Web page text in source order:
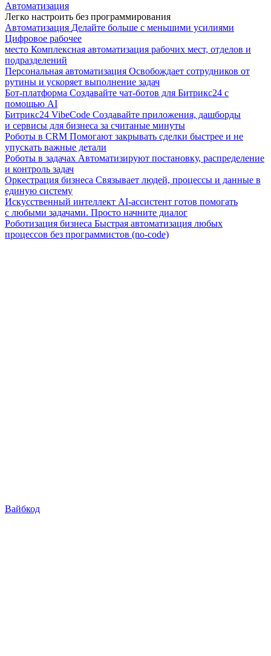
Автоматизация
Легко настроить без программирования
Автоматизация Делайте больше с меньшими усилиями
Цифровое рабочее
место Комплексная автоматизация рабочих мест, отделов и
подразделений
Персональная автоматизация Освобождает сотрудников от
рутины и ускоряет выполнение задач
Бот-платформа Создавайте чат-ботов для Битрикс24 с
помощью AI
Битрикс24 VibeCode Создавайте приложения, дашборды
и сервисы для бизнеса за считаные минуты
Роботы в CRM Помогают закрывать сделки быстрее и не
упускать важные детали
Роботы в задачах Автоматизируют постановку, распределение
и контроль задач
Оркестрация бизнеса Связывает людей, процессы и данные в
единую систему
Искусственный интеллект AI-ассистент готов помогать
с любыми задачами. Просто начните диалог
Роботизация бизнеса Быстрая автоматизация любых
процессов без программистов (no-code)
Вайбкод